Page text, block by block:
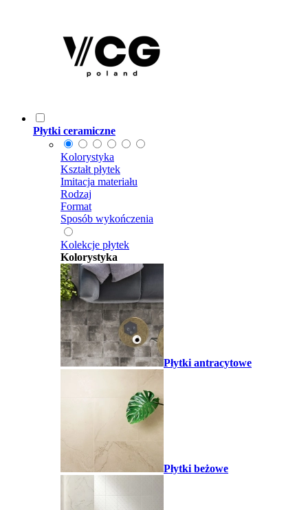
Płytki ceramiczne
Kolorystyka
Kształt płytek
Imitacja materiału
Rodzaj
Format
Sposób wykończenia
Kolekcje płytek
Kolorystyka
Płytki antracytowe
Płytki beżowe